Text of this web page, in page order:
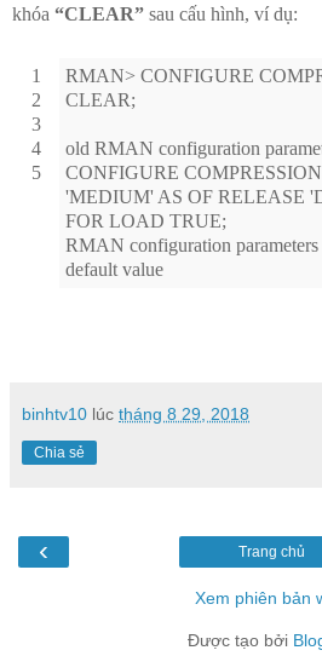
khóa “CLEAR” sau cấu hình, ví dụ:
1
2
3
4
5
RMAN> CONFIGURE
CLEAR;
old RMAN configuration
CONFIGURE
'MEDIUM' AS OF RELEASE
FOR LOAD TRUE;
RMAN configuration parameters
default value
binhtv10 lúc tháng 8 29, 2018
Chia sẻ
‹ Trang chủ
Xem phiên bản
Được tạo bởi